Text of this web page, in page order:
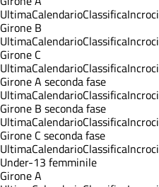
UltimaCalendarioClassificaIncroci
Girone B
UltimaCalendarioClassificaIncroci
Girone C
UltimaCalendarioClassificaIncroci
Girone A seconda fase
UltimaCalendarioClassificaIncroci
Girone B seconda fase
UltimaCalendarioClassificaIncroci
Girone C seconda fase
UltimaCalendarioClassificaIncroci
Under-13 femminile
Girone A